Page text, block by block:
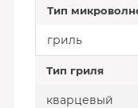
Тип
гриль
Тип гриля
кварцевый